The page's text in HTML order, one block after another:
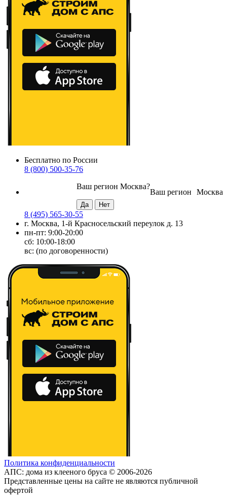
Бесплатно по России
8 (800) 500-35-76
Москва
Ваш регион
Ваш регион Москва?
8 (495) 565-30-55
г. Москва, 1-й Красносельский переулок д. 13
пн-пт: 9:00-20:00
сб: 10:00-18:00
вс: (по договоренности)
Политика конфиденциальности
АПС: дома из клееного бруса © 2006-2026
Представленные цены на сайте не являются публичной
офертой